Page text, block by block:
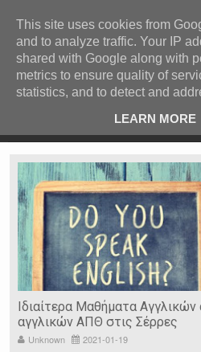
Ιερόσυλοι έκλεψαν
Ιδιαίτερα Μαθήματα Αγγλικών
αγγλικών ΑΠΘ στις Σέρρες
Unknown 2021-01-19
ΚΕΝΤΡΙΚΗ ΑΝΑ ΚΑΤΗΓΟΡΙΑ
ΕΙΔΗΣΕΙΣ ΑΝΑ ΠΕΡΙΟΧΗ
ΠΡΟΣΦΑΤΑ ΝΕΑ
Ν. ΣΕΡΡΩΝ Η ΓΗ ΜΑΣ
ΤΥΧΑΙΕΣ ΑΝΑΡΤΗΣΕΙΣ/ΑΡΘΡΑ
Serres Racing Circuit
Panserraikos FC
Ikaroi B.C.
This site uses cookies from
and to analyze traffic. Your IP
shared with Google along with
metrics to ensure quality of
statistics, and to detect and
LEARN MORE